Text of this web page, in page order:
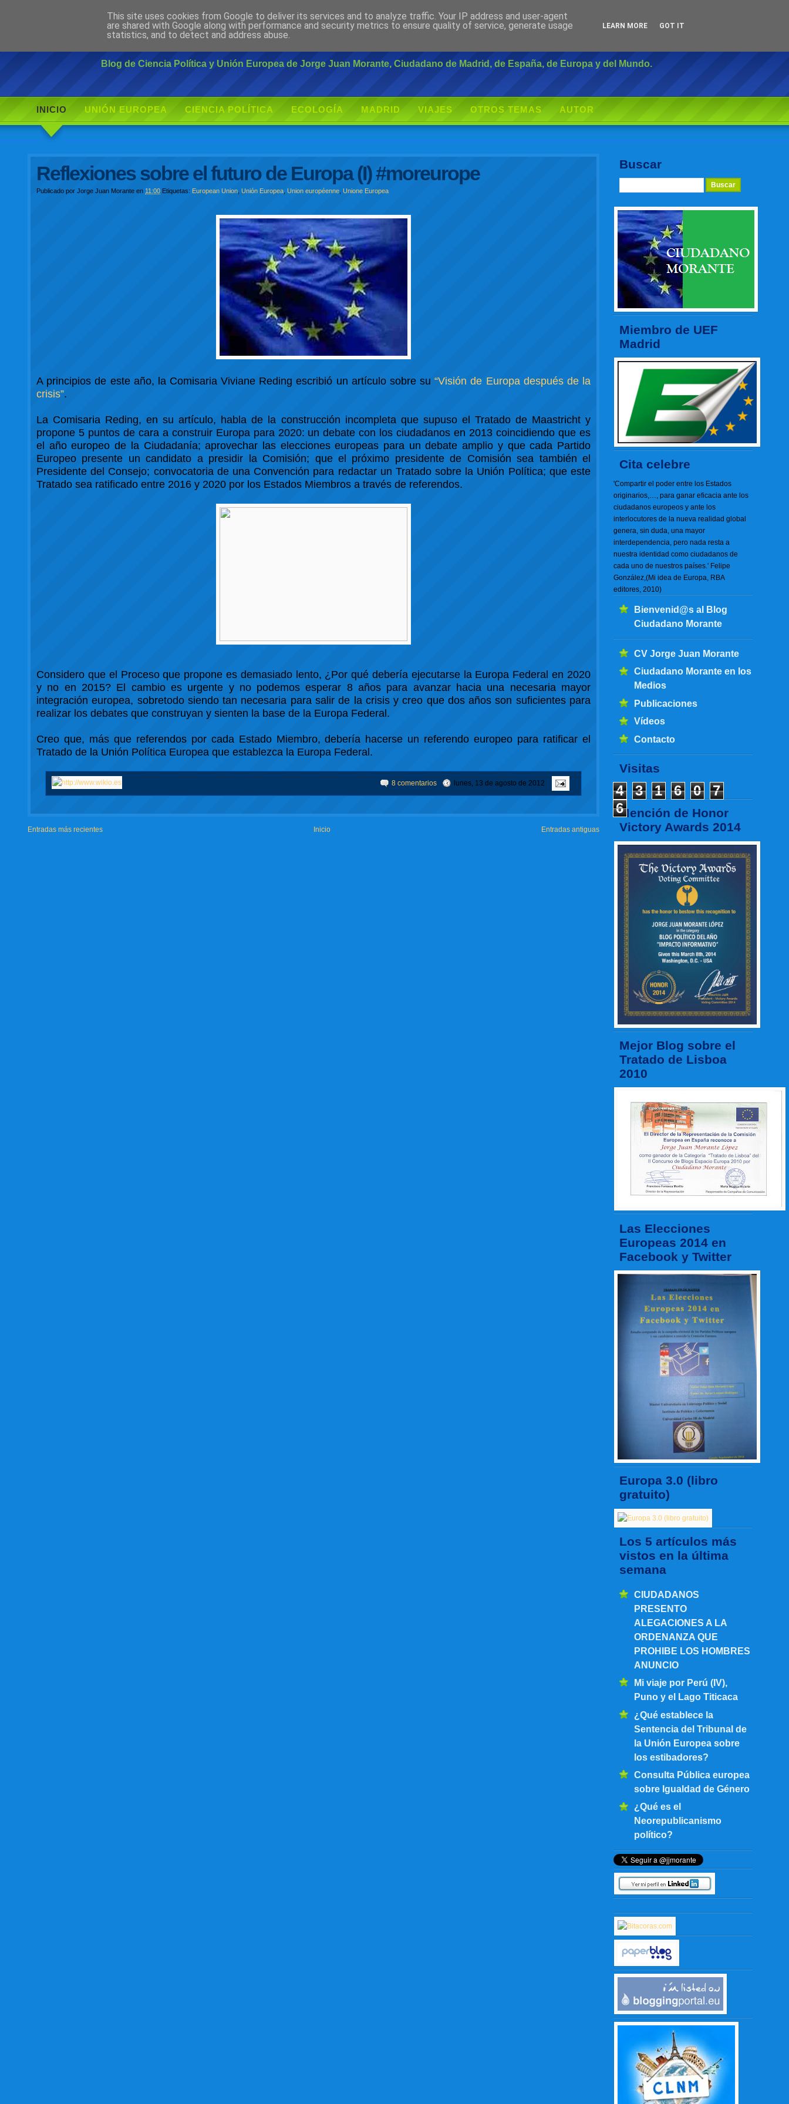
Ciudadano Morante
Blog de Ciencia Política y Unión Europea de Jorge Juan Morante, Ciudadano de Madrid, de España, de Europa y del Mundo.
INICIO UNIÓN EUROPEA CIENCIA POLÍTICA ECOLOGÍA MADRID VIAJES OTROS TEMAS AUTOR
Buscar
Miembro de UEF
Madrid
Cita celebre
'Compartir el poder entre los Estados
originarios,…, para ganar eficacia ante los
ciudadanos europeos y ante los
interlocutores de la nueva realidad global
genera, sin duda, una mayor
interdependencia, pero nada resta a
nuestra identidad como ciudadanos de
cada uno de nuestros países.' Felipe
González,(Mi idea de Europa, RBA
editores, 2010)
Bienvenid@s al Blog
Ciudadano Morante
CV Jorge Juan Morante
Ciudadano Morante en los
Medios
Publicaciones
Vídeos
Contacto
Visitas
4 3 1 6 0
7
6Mención de Honor
Victory Awards 2014
Mejor Blog sobre el
Tratado de Lisboa
2010
Las Elecciones
Europeas 2014 en
Facebook y Twitter
Europa 3.0 (libro
gratuito)
Los 5 artículos más
vistos en la última
semana
CIUDADANOS
PRESENTO
ALEGACIONES A LA
ORDENANZA QUE
PROHIBE LOS HOMBRES
ANUNCIO
Mi viaje por Perú (IV),
Puno y el Lago Titicaca
¿Qué establece la
Sentencia del Tribunal de
la Unión Europea sobre
los estibadores?
Consulta Pública europea
sobre Igualdad de Género
¿Qué es el
Neorepublicanismo
político?
Reflexiones sobre el futuro de Europa (I) #moreurope
Publicado porJorge Juan Morante en 11:00 Etiquetas: European Union ,Unión Europea ,Union européenne ,Unione Europea
A principios de este año, la Comisaria Viviane Reding escribió un artículo sobre su“Visión de Europa después de la
crisis”.
La Comisaria Reding, en su artículo, habla de la construcción incompleta que supuso el Tratado de Maastricht y
propone 5 puntos de cara a construir Europa para 2020: un debate con los ciudadanos en 2013 coincidiendo que es
el año europeo de la Ciudadanía; aprovechar las elecciones europeas para un debate amplio y que cada Partido
Europeo presente un candidato a presidir la Comisión; que el próximo presidente de Comisión sea también el
Presidente del Consejo; convocatoria de una Convención para redactar un Tratado sobre la Unión Política; que este
Tratado sea ratificado entre 2016 y 2020 por los Estados Miembros a través de referendos.
Considero que el Proceso que propone es demasiado lento, ¿Por qué debería ejecutarse la Europa Federal en 2020
y no en 2015? El cambio es urgente y no podemos esperar 8 años para avanzar hacia una necesaria mayor
integración europea, sobretodo siendo tan necesaria para salir de la crisis y creo que dos años son suficientes para
realizar los debates que construyan y sienten la base de la Europa Federal.
Creo que, más que referendos por cada Estado Miembro, debería hacerse un referendo europeo para ratificar el
Tratado de la Unión Política Europea que establezca la Europa Federal.
8 comentarios lunes, 13 de agosto de 2012
Entradas más recientes Entradas antiguas
Inicio
This site uses cookies from Google to deliver its services and to analyze traffic. Your IP address and user-agent
are shared with Google along with performance and security metrics to ensure quality of service, generate usage
statistics, and to detect and address abuse.
LEARN MORE GOT IT